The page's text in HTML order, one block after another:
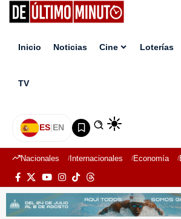
Inicio Noticias Cine Loterías
TV
ES|EN
Nacionales Internacionales Economía